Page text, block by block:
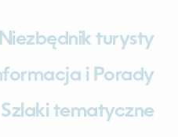
Niezbędnik turysty
i Porady
Szlaki tematyczne